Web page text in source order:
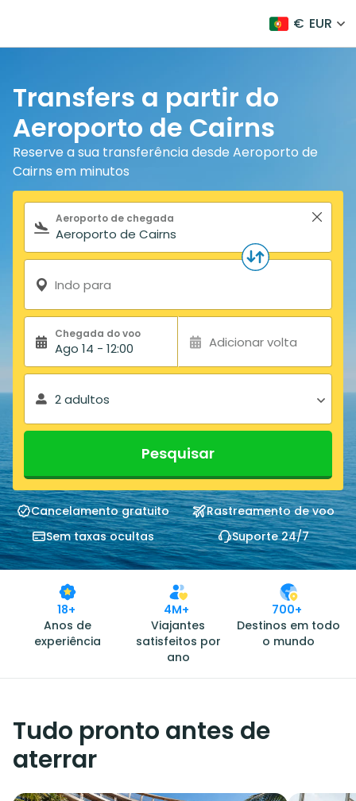
€ EUR
Transfers a partir do
Aeroporto de Cairns
Reserve a sua transferência desde Aeroporto de
Cairns em minutos
Formulário de pesquisa
Aeroporto de chegada
Indo para
Chegada do voo
Ago 14 - 12:00 Adicionar volta
2 adultos
Pesquisar
Cancelamento gratuito
Rastreamento de voo
Sem taxas ocultas
Suporte 24/7
18+
Anos de
experiência
4M+
Viajantes
satisfeitos por
ano
700+
Destinos em todo
o mundo
Tudo pronto antes de
aterrar